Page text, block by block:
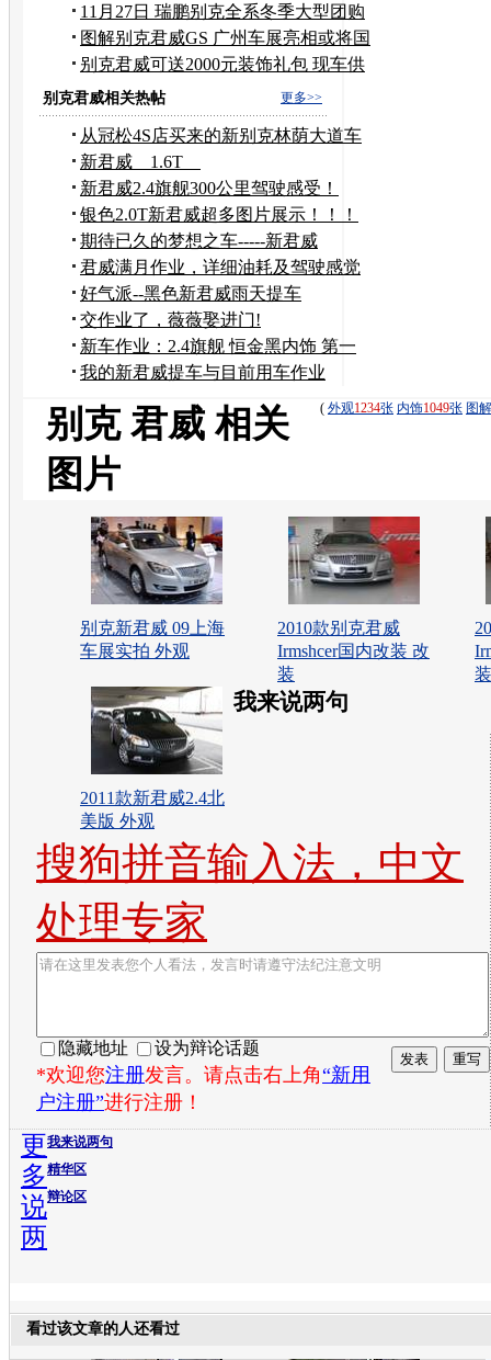
包
11月27日 瑞鹏别克全系冬季大型团购
活动
图解别克君威GS 广州车展亮相或将国
产
别克君威可送2000元装饰礼包 现车供
应
更多>>
别克君威相关热帖
从冠松4S店买来的新别克林荫大道车
竟然是辆问题车！
新君威 1.6T
新君威2.4旗舰300公里驾驶感受！
银色2.0T新君威超多图片展示！！！
期待已久的梦想之车-----新君威
2.0T！！！！
君威满月作业，详细油耗及驾驶感觉
好气派--黑色新君威雨天提车
交作业了，薇薇娶进门!
新车作业：2.4旗舰 恒金黑内饰 第一
季—忙碌一天
我的新君威提车与目前用车作业
( 外观1234张 内饰1049张 图解
别克 君威 相关
图片
别克新君威 09上海
车展实拍 外观
2010款别克君威
Irmshcer国内改装 改
装
装
2011款新君威2.4北
美版 外观
我来说两句
搜狗拼音输入法，中文
处理专家
隐藏地址 设为辩论话题
*欢迎您注册发言。请点击右上角“新用
户注册”进行注册！
我来说两句
精华区
辩论区
更
多
说
两
看过该文章的人还看过